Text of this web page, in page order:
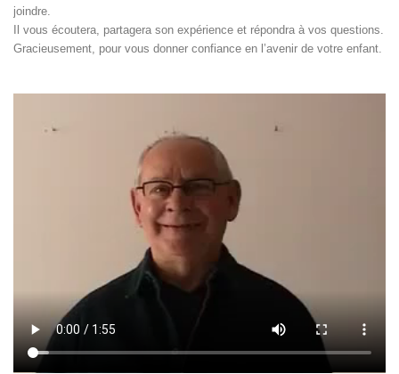
joindre.
Il vous écoutera, partagera son expérience et répondra à vos questions.
Gracieusement, pour vous donner confiance en l’avenir de votre enfant.